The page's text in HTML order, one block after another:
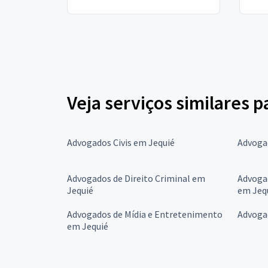
Veja serviços similares
Advogados Civis em Jequié
Advogados de Direito Criminal em
Jequié
em
Advogados de Mídia e Entretenimento
em Jequié